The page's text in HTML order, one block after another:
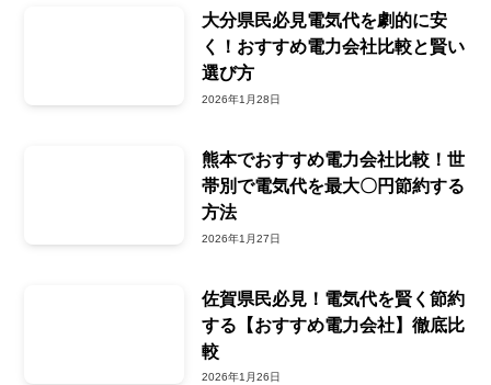
大分県民必見電気代を劇的に安
く！おすすめ電力会社比較と賢い
選び方
2026年1月28日
熊本でおすすめ電力会社比較！世
帯別で電気代を最大〇円節約する
方法
2026年1月27日
佐賀県民必見！電気代を賢く節約
する【おすすめ電力会社】徹底比
較
2026年1月26日